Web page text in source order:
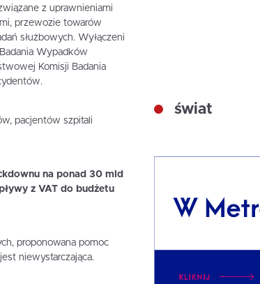
z uprawnieniami
przewozie towarów
służbowych. Wyłączeni
Wypadków
Komisji Badania
pacjentów szpitali
na ponad 30 mld
z VAT do budżetu
proponowana pomoc
niewystarczająca.
świat